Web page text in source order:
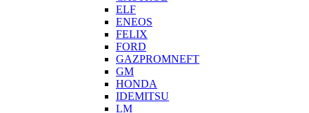
ELF
ENEOS
FELIX
FORD
GAZPROMNEFT
GM
HONDA
IDEMITSU
LM